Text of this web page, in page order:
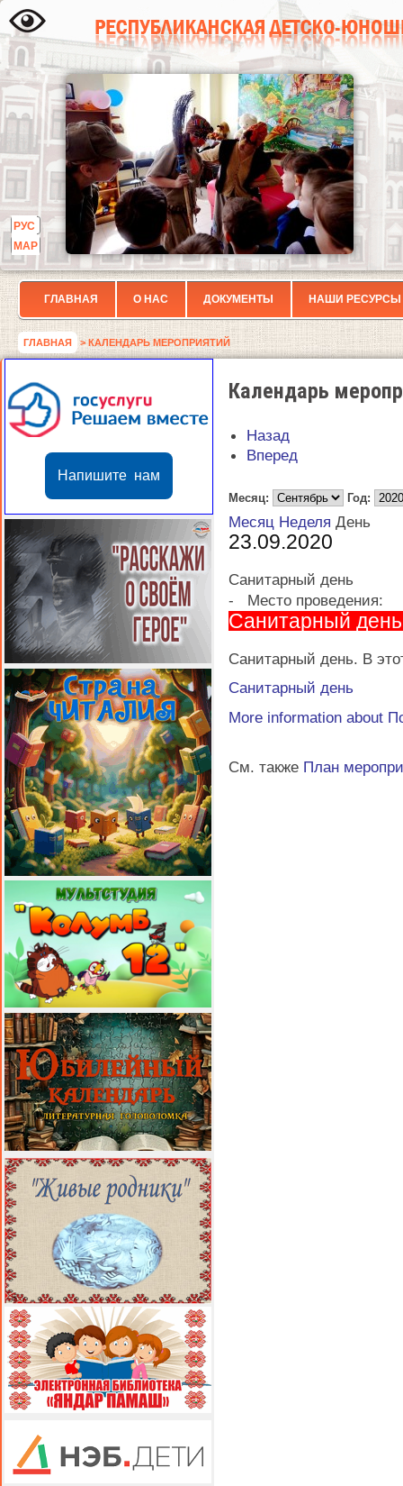
РУС
МАР
ГЛАВНАЯ О НАС ДОКУМЕНТЫ НАШИ РЕСУРСЫ
ГЛАВНАЯ > КАЛЕНДАРЬ МЕРОПРИЯТИЙ
Напишите нам
Календарь
Назад
Вперед
Месяц: Год:
Месяц Неделя День
23.09.2020
Санитарный день
-
Место проведения:
Санитарный день
Санитарный день. В
Санитарный день
More information about
См. также План